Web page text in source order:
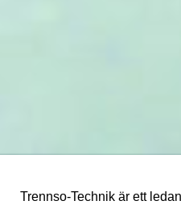
Trennso-Technik är ett